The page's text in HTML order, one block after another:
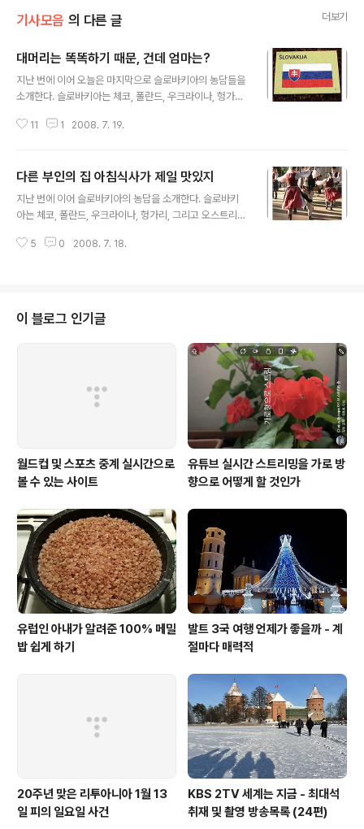
기사모음 의 다른 글 더보기
대머리는 똑똑하기 때문, 건데 엄마는?
지난 번에 이어 오늘은 마지막으로 슬로바키아의 농담들을
소개한다. 슬로바키아는 체코, 폴란드, 우크라이나, 헝가리,
구는 540만명이다. 1993년 체코 공화국과 평화롭게 분리
고 싶은 것을 할 수 있어요? - 그래, 아가야...... - 그럼, 아빠
는 언제 성년이 되지? * 무슨 재미로 100년을 살고 싶어
요? - 의사선생님, 100년을 살려면 무엇을 해야 합니까? -
하세요? - 안 합니다. 그 중의 어떤 것에도 흥미가 없습니
11 1 2008. 7. 19.
다른 부인의 집 아침식사가 제일 맛있지
지난 번에 이어 슬로바키아의 농담을 소개한다. 슬로바키
아는 체코, 폴란드, 우크라이나, 헝가리, 그리고 오스트리아
1993년 체코 공화국과 평화롭게 분리되어 독립국가가 되
- 그가 아니라, 마주 보이는 창가에서 아가씨가. * 사장이
해고해도 걱정하지마 - 소문에 사장이 많은 직원들을 해고
할 것이라고 하는데...... - 걱정하지마, 우리와는 상관없어.
그가 단지 아내와 다투어서 그녀의 모든 친척들을 해고함
으로써 그녀에게 복수하고 싶은 거야. * 가장 맛있는 음식
5 0 2008. 7. 18.
이 블로그 인기글
월드컵 및 스포츠 중계 실시간으로
볼 수 있는 사이트
유튜브 실시간 스트리밍을 가로 방
향으로 어떻게 할 것인가
유럽인 아내가 알려준 100% 메밀
밥 쉽게 하기
발트 3국 여행 언제가 좋을까 - 계
절마다 매력적
20주년 맞은 리투아니아 1월 13
일 피의 일요일 사건
KBS 2TV 세계는 지금 - 최대석
취재 및 촬영 방송목록 (24편)